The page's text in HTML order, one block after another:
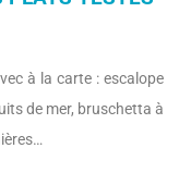
à la carte : escalope
de mer, bruschetta à